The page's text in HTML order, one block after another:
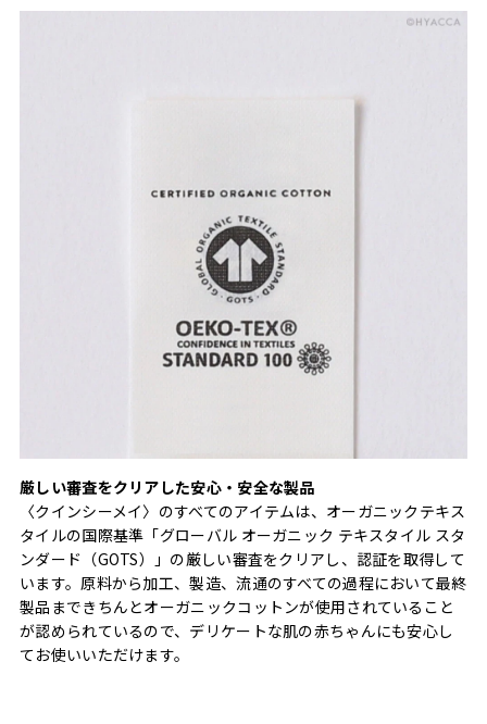
厳しい審査をクリアした安心・安全な製品
〈クインシーメイ〉のすべてのアイテムは、オーガニックテキス
タイルの国際基準「グローバル オーガニック テキスタイル スタ
ンダード（GOTS）」の厳しい審査をクリアし、認証を取得して
います。原料から加工、製造、流通のすべての過程において最終
製品まできちんとオーガニックコットンが使用されていること
が認められているので、デリケートな肌の赤ちゃんにも安心し
てお使いいただけます。